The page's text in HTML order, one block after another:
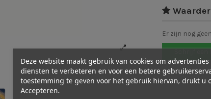
Er zijn nog
Deze website maakt gebruik van cookies om
diensten te verbeteren en voor een betere
toestemming te geven voor het gebruik hiervan, drukt u
Accepteren.